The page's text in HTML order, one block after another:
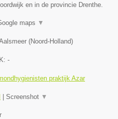
en in de provincie Drenthe.
maps ▼
(Noord-Holland)
-
praktijk Azar
| Screenshot ▼